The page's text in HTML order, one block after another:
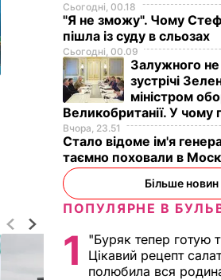
Сьогодні, 00.18
"Я не зможу". Чому
пішла із суду в сльозах
Сьогодні, 00.09
Залужного
зустрічі
міністром
Великобританії. У чому
Вчора, 23.51
Стало відоме ім'я
таємно поховали в
Більше новин
ПОПУЛЯРНЕ В
1
"Буряк тепер готую
Цікавий рецепт
полюбила вся